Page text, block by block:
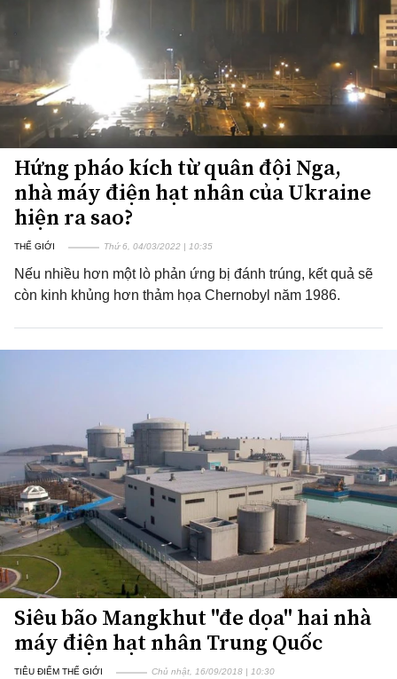
Hứng pháo kích từ quân đội Nga,
nhà máy điện hạt nhân của Ukraine
hiện ra sao?
THẾ GIỚI Thứ 6, 04/03/2022 | 10:35
Nếu nhiều hơn một lò phản ứng bị đánh trúng, kết quả sẽ
còn kinh khủng hơn thảm họa Chernobyl năm 1986.
Siêu bão Mangkhut "đe dọa" hai nhà
máy điện hạt nhân Trung Quốc
TIÊU ĐIỂM THẾ GIỚI Chủ nhật, 16/09/2018 | 10:30